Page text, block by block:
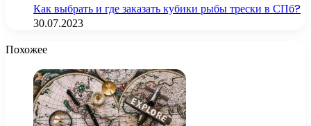
Как выбрать и где заказать кубики рыбы трески в СПб?
30.07.2023
Похожее